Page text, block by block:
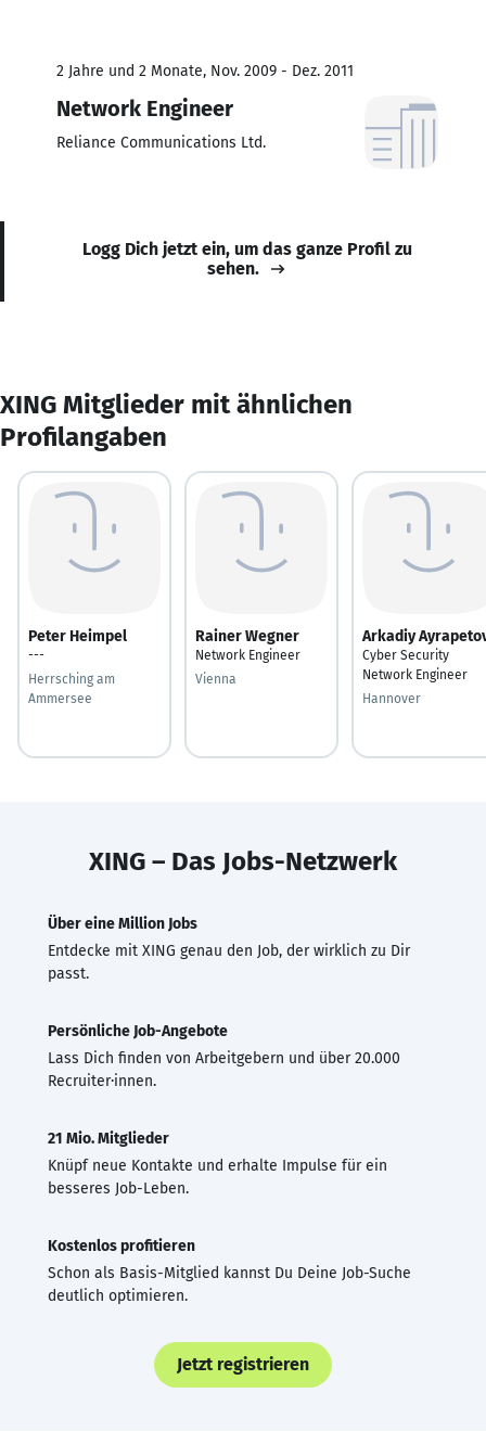
2 Jahre und 2 Monate, Nov. 2009 - Dez. 2011
Network Engineer
Reliance Communications Ltd.
Logg Dich jetzt ein, um das ganze Profil zu
sehen.
XING Mitglieder mit ähnlichen
Profilangaben
Peter Heimpel
---
Herrsching am
Ammersee
Rainer Wegner
Network Engineer
Vienna
Arkadiy
Cyber Security
Network Engineer
Hannover
XING – Das Jobs-Netzwerk
Über eine Million Jobs
Entdecke mit XING genau den Job, der wirklich zu Dir
passt.
Persönliche Job-Angebote
Lass Dich finden von Arbeitgebern und über 20.000
Recruiter·innen.
21 Mio. Mitglieder
Knüpf neue Kontakte und erhalte Impulse für ein
besseres Job-Leben.
Kostenlos profitieren
Schon als Basis-Mitglied kannst Du Deine Job-Suche
deutlich optimieren.
Jetzt registrieren